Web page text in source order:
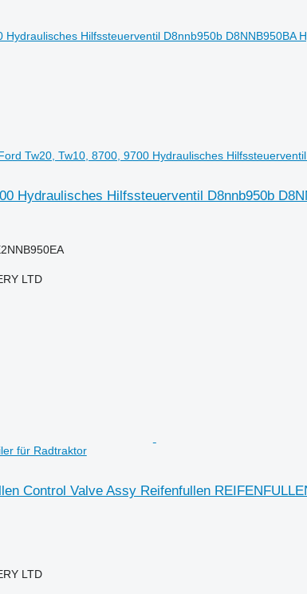
Tw20, Tw10, 8700, 9700 Hydraulisches
Hydraulisches Hilfssteuerventil D8nnb950b
LTD
für Radtraktor
Control Valve Assy Reifenfullen
LTD